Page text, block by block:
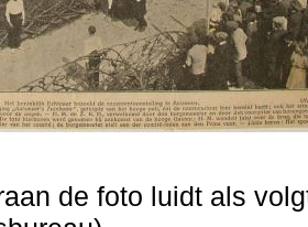
de foto luidt als